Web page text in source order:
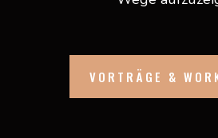
VORTRÄGE &